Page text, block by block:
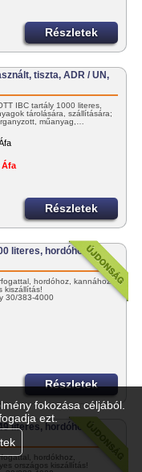
fokozása céljából.
ezt.
Részletek
tiszta, ADR / UN,
IBC tartály 1000 literes,
tárolására, szállítására;
műanyag,…
Áfa
Részletek
literes, hordóhoz /
hordóhoz, kannához.
kiszállítás!
30/383-4000
Részletek
literes, hordóhoz /
hordókhoz,
országos kiszállítás!